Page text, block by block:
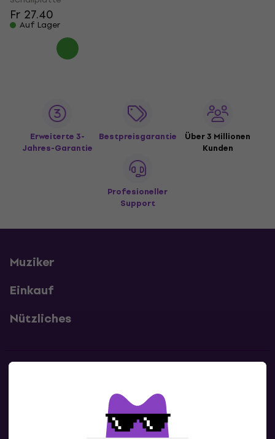
Fr 27.40
Auf Lager
Erweiterte 3-
Jahres-Garantie
Bestpreisgarantie
Über 3 Millionen
Kunden
Profesioneller
Support
Muziker
Einkauf
Nützliches
Kontaktiere uns